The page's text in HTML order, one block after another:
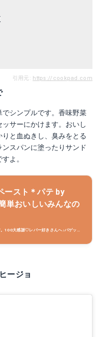
引用元: https://cookpad.com
シンプルです。香味野菜
サーにかけます。おいし
と血ぬきし、臭みをとる
スパンに塗ったりサンド
よ。
ースト＊パテ by
単おいしいみんなの
100大感謝♡レバー好きさんへ♪バゲット
ージョ